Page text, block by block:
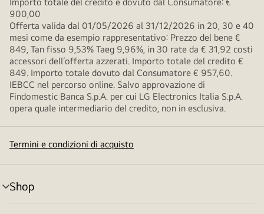
900,00
Offerta valida dal 01/05/2026 al 31/12/2026 in 20, 30 e 40
mesi come da esempio rappresentativo: Prezzo del bene €
849, Tan fisso 9,53% Taeg 9,96%, in 30 rate da € 31,92 costi
accessori dell’offerta azzerati. Importo totale del credito €
849. Importo totale dovuto dal Consumatore € 957,60.
IEBCC nel percorso online. Salvo approvazione di
Findomestic Banca S.p.A. per cui LG Electronics Italia S.p.A.
opera quale intermediario del credito, non in esclusiva.
Termini e condizioni di acquisto
Shop
Attivazione
menu